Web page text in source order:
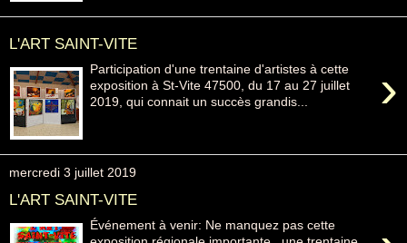
L'ART SAINT-VITE
›
Participation d'une trentaine d'artistes à cette
exposition à St-Vite 47500, du 17 au 27 juillet
2019, qui connait un succès grandis...
mercredi 3 juillet 2019
L'ART SAINT-VITE
Événement à venir: Ne manquez pas cette